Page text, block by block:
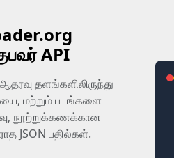
API
தளங்களிலிருந்து
மற்றும் படங்களை
நூற்றுக்கணக்கான
JSON பதில்கள்.